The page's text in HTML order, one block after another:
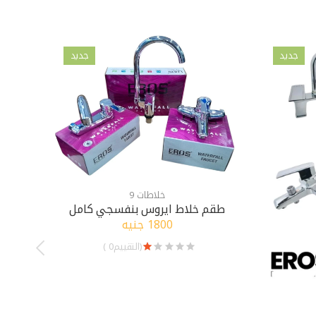
جديد جديد
خلاطات 9
طقم خلاط ايروس بنفسجي كامل
1800 جنيه
(التقييم0 )